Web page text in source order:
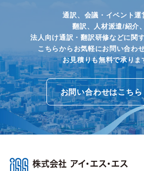
通訳、会議・イベント運
翻訳、人材派遣/紹介、
法人向け通訳・翻訳研修などに関
こちらからお気軽にお問い合わ
お見積りも無料で承りま
お問い合わせはこちら